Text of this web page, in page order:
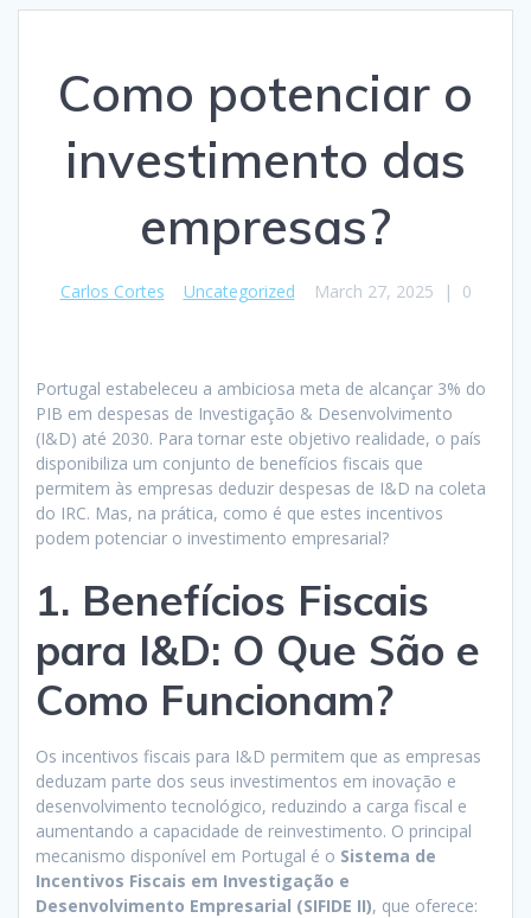
Como potenciar o
investimento das
empresas?
Carlos Cortes Uncategorized March 27, 2025 | 0
Portugal estabeleceu a ambiciosa meta de alcançar 3% do
PIB em despesas de Investigação & Desenvolvimento
(I&D) até 2030. Para tornar este objetivo realidade, o país
disponibiliza um conjunto de benefícios fiscais que
permitem às empresas deduzir despesas de I&D na coleta
do IRC. Mas, na prática, como é que estes incentivos
podem potenciar o investimento empresarial?
1. Benefícios Fiscais
para I&D: O Que São e
Como Funcionam?
Os incentivos fiscais para I&D permitem que as empresas
deduzam parte dos seus investimentos em inovação e
desenvolvimento tecnológico, reduzindo a carga fiscal e
aumentando a capacidade de reinvestimento. O principal
mecanismo disponível em Portugal é o Sistema de
Incentivos Fiscais em Investigação e
Desenvolvimento Empresarial (SIFIDE II), que oferece: